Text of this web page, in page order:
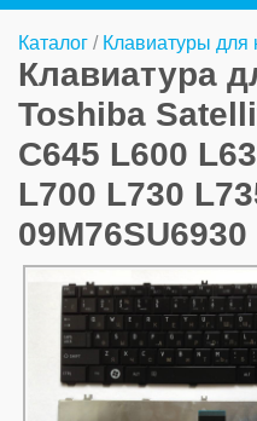
Каталог / Клавиатуры для
Клавиатура
Toshiba
С645 L600
L700 L730
09M76SU6930